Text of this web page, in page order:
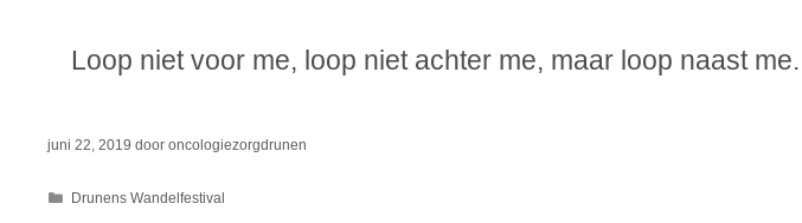
Loop niet voor me, loop niet achter me, maar loop naast me.
juni 22, 2019 door oncologiezorgdrunen
Categorieën
Drunens Wandelfestival